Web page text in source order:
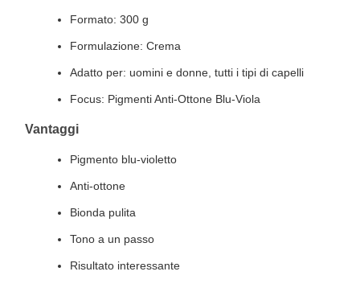
Formato: 300 g
Formulazione: Crema
Adatto per: uomini e donne, tutti i tipi di capelli
Focus: Pigmenti Anti-Ottone Blu-Viola
Vantaggi
Pigmento blu-violetto
Anti-ottone
Bionda pulita
Tono a un passo
Risultato interessante